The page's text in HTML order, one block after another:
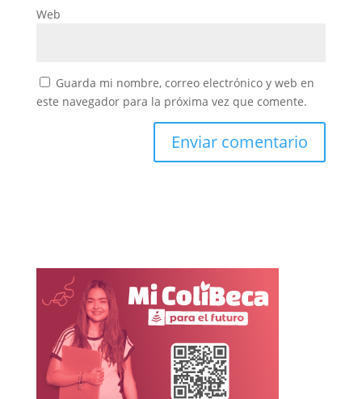
Web
Guarda mi nombre, correo electrónico y web en
este navegador para la próxima vez que comente.